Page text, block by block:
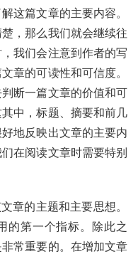
这篇文章的主要内容。
，那么我们就会继续往
我们会注意到作者的写
章的可读性和可信度。
断一篇文章的价值和可
中，标题、摘要和前几
地反映出文章的主要内
在阅读文章时需要特别
章的主题和主要思想。
的第一个指标。除此之
常重要的。在增加文章